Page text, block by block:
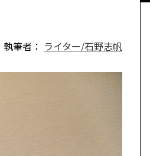
執筆者： ライター/石野志帆